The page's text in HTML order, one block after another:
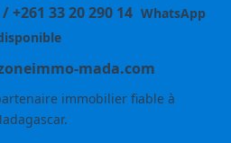
/+261 33 20 290 14 WhatsApp
mada.com
immobilier fiable à